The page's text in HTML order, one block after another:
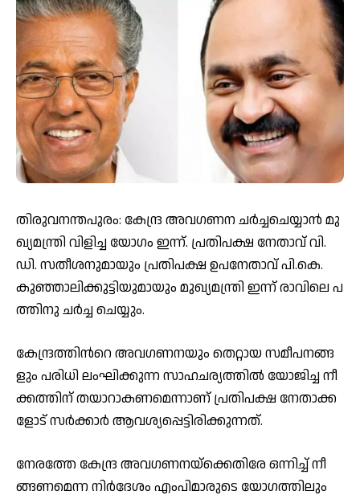
തി­​രു­​വ­​ന­​ന്ത­​പു​രം: കേ­​ന്ദ്ര അ­​വ­​ഗ­​ണ­​ന­ ച​ർ​ച്ച​ചെ​യ്യാ​ൻ മു​
ഖ്യ​മ​ന്ത്രി വി​ളി​ച്ച യോ​ഗം ഇ​ന്ന്. പ്ര­​തി­​പ­​ക്ഷ നേ­​താ­​വ് വി.​
ഡി. സ­​തീ­​ശ­​നു​മാ​യും പ്ര­​തി­​പ­​ക്ഷ ഉ­​പ­​നേ­​താ­​വ് പി.​കെ.
കു­​ഞ്ഞാ­​ലി­​ക്കു­​ട്ടി­​യു​മാ​യും മു​ഖ്യ​മ​ന്ത്രി ഇ​ന്ന് രാ​വി​ലെ പ​
ത്തി​നു ച​ർ​ച്ച ചെ​യ്യും.
കേ­​ന്ദ്ര­​ത്തി­​ന്‍റെ അ­​വ­​ഗ­​ണ­​ന​യും തെ​റ്റാ­​യ സ­​മീ­​പ­​ന­​ങ്ങ​
ളും പ­​രി­​ധി ലം­​ഘി­​ക്കു­​ന്ന സാ­​ഹ­​ച­​ര്യ­​ത്തി​ല്‍ യോ­​ജി­​ച്ച നീ­​
ക്ക­​ത്തി­​ന് ത­​യാ­​റാ­​ക­​ണ­​മെ­​ന്നാ­​ണ് പ്ര­​തി­​പ­​ക്ഷ നേ­​താ­​ക്ക­​
ളോ­​ട് സ​ര്‍­​ക്കാ​ര്‍ ആ­​വ­​ശ്യ­​പ്പെ­​ട്ടി­​രി­​ക്കു­​ന്ന­​ത്.
നേ​ര­​ത്തേ കേ­​ന്ദ്ര അ­​വ­​ഗ­​ണ­​ന­​യ്‌­​ക്കെ­​തി­​രേ ഒ­​ന്നി­​ച്ച് നീ­​
ങ്ങ­​ണ­​മെ­​ന്ന നി​ര്‍­​ദേ­​ശം എം­​പി­​മാ­​രു­​ടെ യോ­​ഗ­​ത്തി​ലും